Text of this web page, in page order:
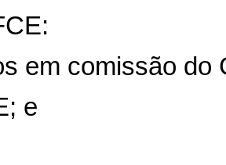
em comissão do
e